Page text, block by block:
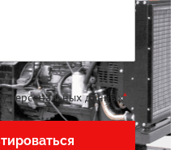
персональных данных*